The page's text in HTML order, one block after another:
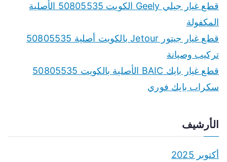
قطع غيار جيلي Geely الكويت 50805535 الأصلية
المكفولة
قطع غيار جيتور Jetour بالكويت أصلية 50805535
تركيب وصيانة
قطع غيار بايك BAIC الأصلية بالكويت 50805535
سكراب بايك فوري
الأرشيف
أكتوبر 2025